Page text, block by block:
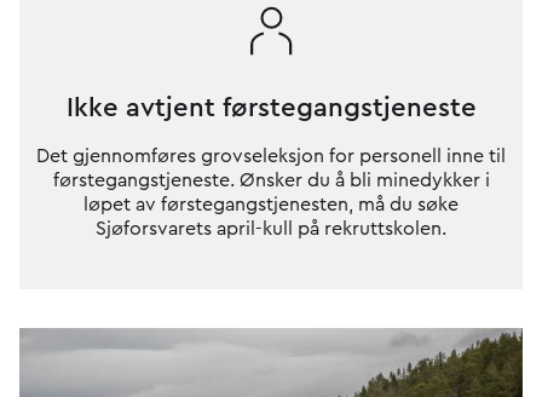
Ikke avtjent førstegangstjeneste
Det gjennomføres grovseleksjon for personell inne til
førstegangstjeneste. Ønsker du å bli minedykker i
løpet av førstegangstjenesten, må du søke
Sjøforsvarets april-kull på rekruttskolen.